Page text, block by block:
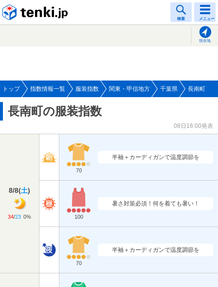
検索 メニュー
現在地
トップ 指数情報一覧 服装指数 関東・甲信地方 千葉県 長南町
長南町の服装指数
08日16:00発表
8/8(土)
34/23 0%
70
半袖＋カーディガンで温度調節を
100
暑さ対策必須！何を着ても暑い！
70
半袖＋カーディガンで温度調節を